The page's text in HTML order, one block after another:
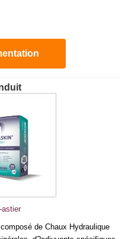
astier
de Chaux Hydraulique